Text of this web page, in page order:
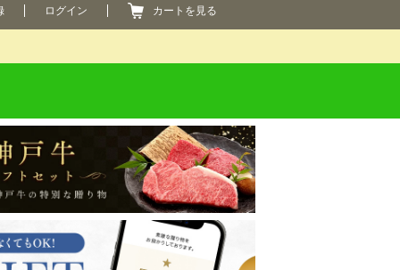
ログイン カートを見る